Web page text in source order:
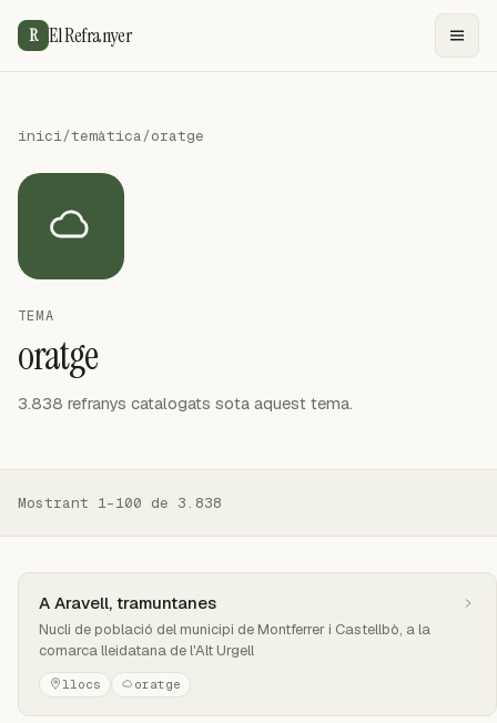
R El Refranyer
inici/temàtica/oratge
TEMA
oratge
3.838 refranys catalogats sota aquest tema.
Mostrant 1–100 de 3.838
A Aravell, tramuntanes
Nucli de població del municipi de Montferrer i Castellbò, a la
comarca lleidatana de l'Alt Urgell
llocs oratge